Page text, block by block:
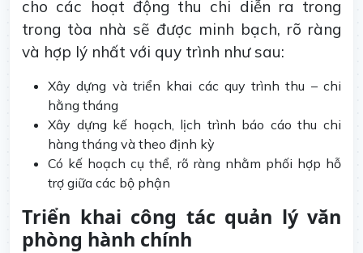
cho các hoạt động thu chi diễn ra trong
trong tòa nhà sẽ được minh bạch, rõ ràng
và hợp lý nhất với quy trình như sau:
Xây dựng và triển khai các quy trình thu – chi
hằng tháng
Xây dựng kế hoạch, lịch trình báo cáo thu chi
hàng tháng và theo định kỳ
Có kế hoạch cụ thể, rõ ràng nhằm phối hợp hỗ
trợ giữa các bộ phận
Triển khai công tác quản lý văn
phòng hành chính